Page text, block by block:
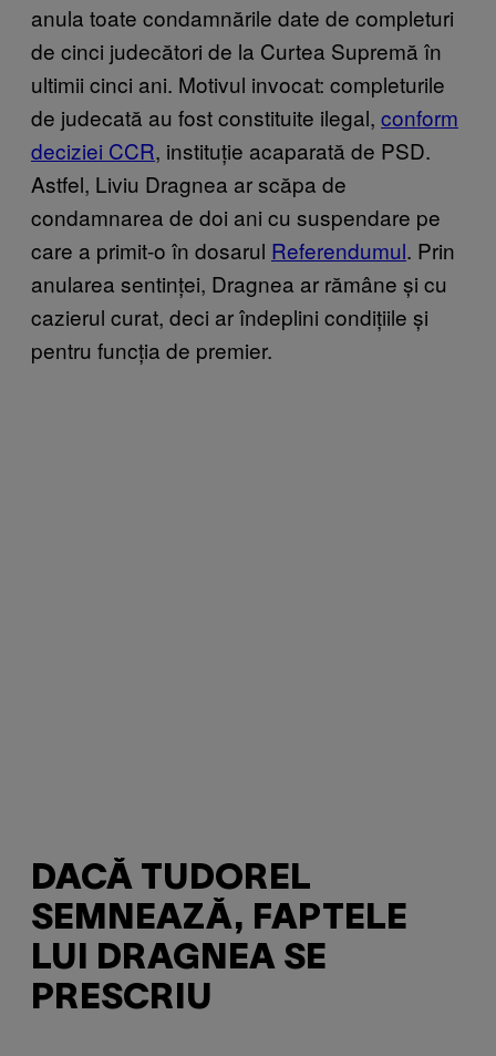
anula toate condamnările date de completuri
de cinci judecători de la Curtea Supremă în
ultimii cinci ani. Motivul invocat: completurile
de judecată au fost constituite ilegal, conform
deciziei CCR, instituție acaparată de PSD.
Astfel, Liviu Dragnea ar scăpa de
condamnarea de doi ani cu suspendare pe
care a primit-o în dosarul Referendumul. Prin
anularea sentinței, Dragnea ar rămâne și cu
cazierul curat, deci ar îndeplini condițiile și
pentru funcția de premier.
DACĂ TUDOREL
SEMNEAZĂ, FAPTELE
LUI DRAGNEA SE
PRESCRIU